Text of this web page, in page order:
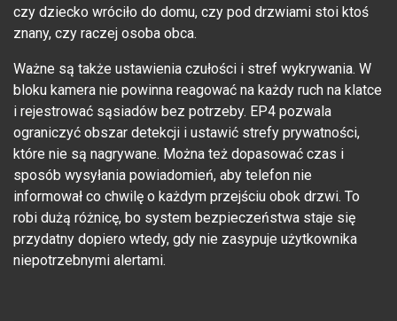
czy dziecko wróciło do domu, czy pod drzwiami stoi ktoś
znany, czy raczej osoba obca.
Ważne są także ustawienia czułości i stref wykrywania. W
bloku kamera nie powinna reagować na każdy ruch na klatce
i rejestrować sąsiadów bez potrzeby. EP4 pozwala
ograniczyć obszar detekcji i ustawić strefy prywatności,
które nie są nagrywane. Można też dopasować czas i
sposób wysyłania powiadomień, aby telefon nie
informował co chwilę o każdym przejściu obok drzwi. To
robi dużą różnicę, bo system bezpieczeństwa staje się
przydatny dopiero wtedy, gdy nie zasypuje użytkownika
niepotrzebnymi alertami.